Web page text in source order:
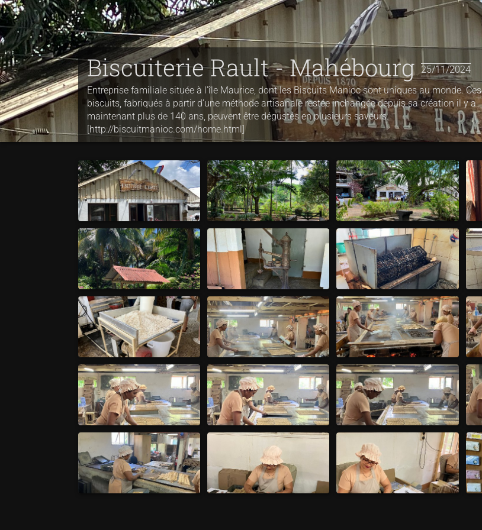
Biscuiterie Rault - Mahébourg25/11/2024
Entreprise familiale située à l’île Maurice, dont les Biscuits Manioc sont uniques au monde. Ces
biscuits, fabriqués à partir d’une méthode artisanale restée inchangée depuis sa création il y a
maintenant plus de 140 ans, peuvent être dégustés en plusieurs saveurs.
[http://biscuitmanioc.com/home.html]